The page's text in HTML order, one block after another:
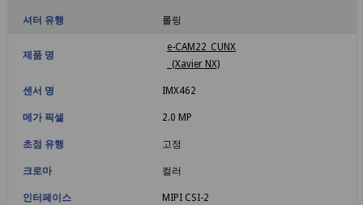
셔터 유행 롤링
제품 명
e-CAM22_CUNX
(Xavier NX)
센서 명 IMX462
메가 픽셀 2.0 MP
초점 유행 고정
크로마 컬러
인터페이스 MIPI CSI-2